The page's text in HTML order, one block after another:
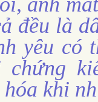
đều là
yêu có
khi